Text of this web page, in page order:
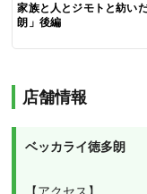
家族と人とジモトと紡い
朗」後編
店舗情報
ベッカライ徳多朗